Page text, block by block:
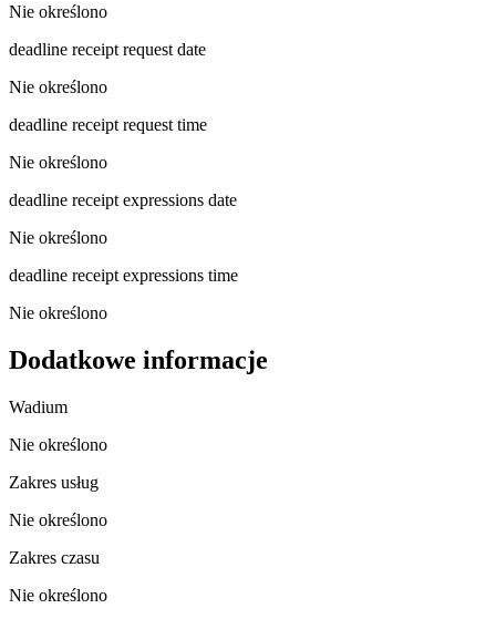
Nie określono
deadline receipt request date
Nie określono
deadline receipt request time
Nie określono
deadline receipt expressions date
Nie określono
deadline receipt expressions time
Nie określono
Dodatkowe informacje
Wadium
Nie określono
Zakres usług
Nie określono
Zakres czasu
Nie określono